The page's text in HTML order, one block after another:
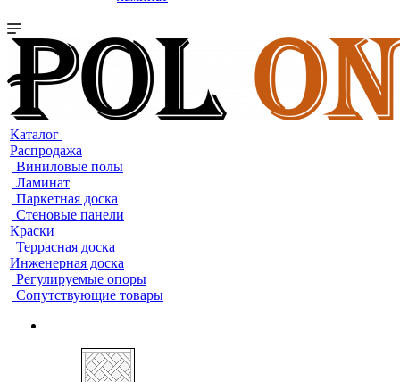
Каталог
Распродажа
Виниловые полы
Ламинат
Паркетная доска
Стеновые панели
Краски
Террасная доска
Инженерная доска
Регулируемые опоры
Сопутствующие товары